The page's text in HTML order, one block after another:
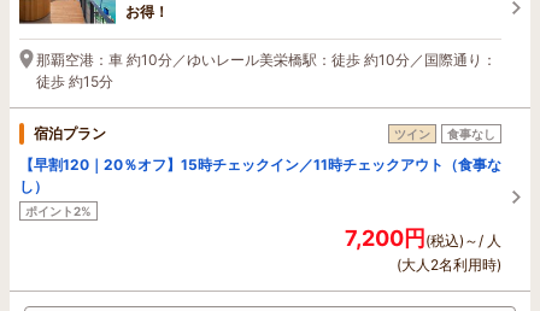
お得！
那覇空港：車 約10分／ゆいレール美栄橋駅：徒歩 約10分／国際通り：
徒歩 約15分
宿泊プラン ツイン 食事なし
【早割120｜20％オフ】15時チェックイン／11時チェックアウト（食事な
し）
ポイント2%
7,200円(税込)～/ 人
(大人2名利用時)